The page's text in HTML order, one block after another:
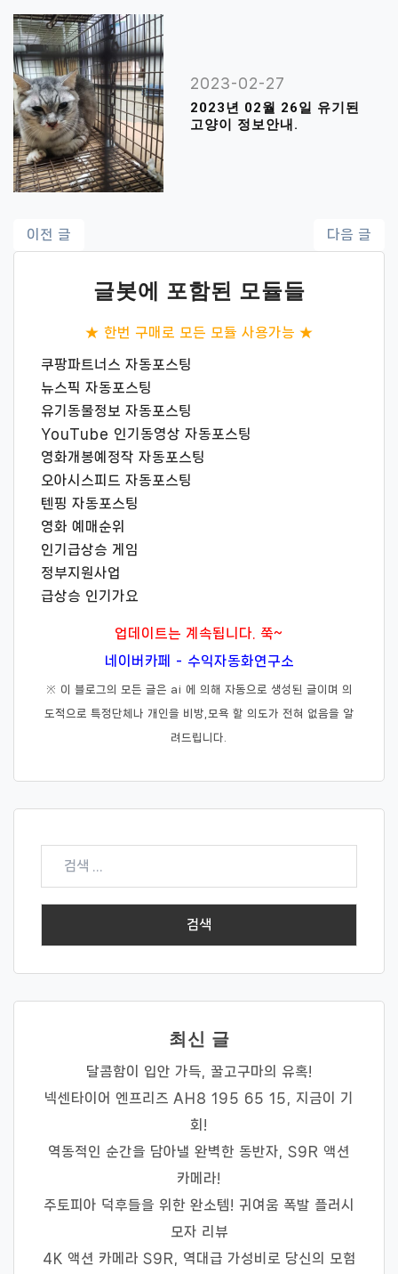
2023-02-27
2023년 02월 26일 유기된
고양이 정보안내.
글
이전 글 다음 글
글봇에 포함된 모듈들
★ 한번 구매로 모든 모듈 사용가능 ★
쿠팡파트너스 자동포스팅
뉴스픽 자동포스팅
유기동물정보 자동포스팅
YouTube 인기동영상 자동포스팅
영화개봉예정작 자동포스팅
오아시스피드 자동포스팅
텐핑 자동포스팅
영화 예매순위
인기급상승 게임
정부지원사업
급상승 인기가요
업데이트는 계속됩니다. 쭉~
네이버카페 - 수익자동화연구소
※ 이 블로그의 모든 글은 ai 에 의해 자동으로 생성된 글이며 의
도적으로 특정단체나 개인을 비방,모욕 할 의도가 전혀 없음을 알
려드립니다.
검
최신 글
달콤함이 입안 가득, 꿀고구마의 유혹!
넥센타이어 엔프리즈 AH8 195 65 15, 지금이 기
회!
역동적인 순간을 담아낼 완벽한 동반자, S9R 액션
카메라!
주토피아 덕후들을 위한 완소템! 귀여움 폭발 플러시
모자 리뷰
4K 액션 카메라 S9R, 역대급 가성비로 당신의 모험